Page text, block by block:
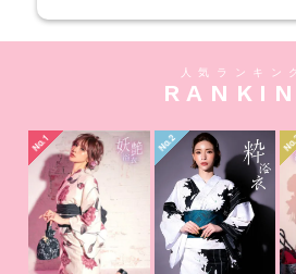
人気ランキン
R A N K I N